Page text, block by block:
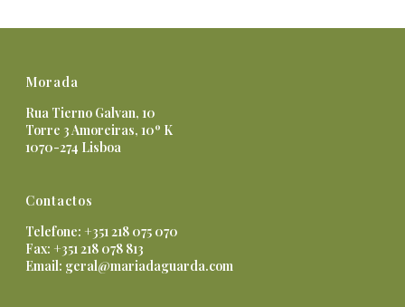
Morada
Rua Tierno Galvan, 10
Torre 3 Amoreiras, 10º K
1070-274 Lisboa
Contactos
Telefone: +351 218 075 070
Fax: +351 218 078 813
Email: geral@mariadaguarda.com